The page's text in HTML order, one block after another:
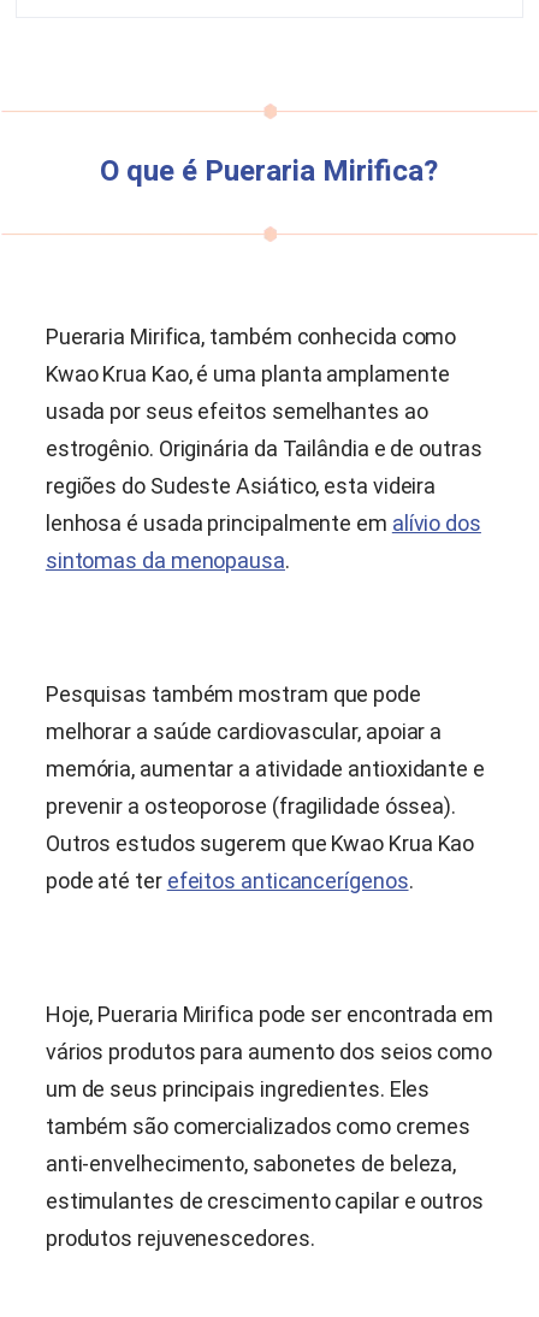
O que é Pueraria Mirifica?
Pueraria Mirifica, também conhecida como
Kwao Krua Kao, é uma planta amplamente
usada por seus efeitos semelhantes ao
estrogênio. Originária da Tailândia e de outras
regiões do Sudeste Asiático, esta videira
lenhosa é usada principalmente em alívio dos
sintomas da menopausa.
Pesquisas também mostram que pode
melhorar a saúde cardiovascular, apoiar a
memória, aumentar a atividade antioxidante e
prevenir a osteoporose (fragilidade óssea).
Outros estudos sugerem que Kwao Krua Kao
pode até ter efeitos anticancerígenos.
Hoje, Pueraria Mirifica pode ser encontrada em
vários produtos para aumento dos seios como
um de seus principais ingredientes. Eles
também são comercializados como cremes
anti-envelhecimento, sabonetes de beleza,
estimulantes de crescimento capilar e outros
produtos rejuvenescedores.